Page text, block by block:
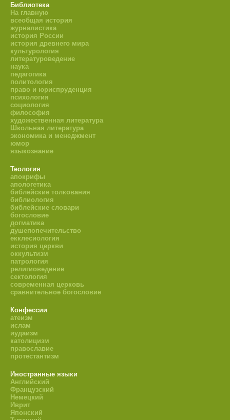
Библиотека
На главную
всеобщая история
журналистика
история России
история древнего мира
культурология
литературоведение
наука
педагогика
политология
право и юриспруденция
психология
социология
философия
художественная литература
Школьная литература
экономика и менеджмент
юмор
языкознание
Теология
апокрифы
апологетика
библейские толкования
библиология
библейские словари
богословие
догматика
душепопечительство
екклесиология
история церкви
оккультизм
патрология
религиоведение
сектология
современная церковь
сравнительное богословие
Конфессии
атеизм
ислам
иудаизм
католицизм
православие
протестантизм
Иностранные языки
Английский
Французский
Немецкий
Иврит
Японский